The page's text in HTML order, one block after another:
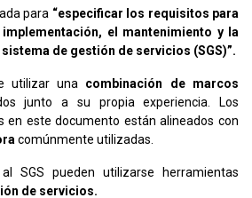
para “especificar los requisitos para
el mantenimiento y la
de gestión de servicios (SGS)”.
utilizar una combinación de marcos
junto a su propia experiencia. Los
en este documento están alineados con
comúnmente utilizadas.
SGS pueden utilizarse herramientas
de servicios.